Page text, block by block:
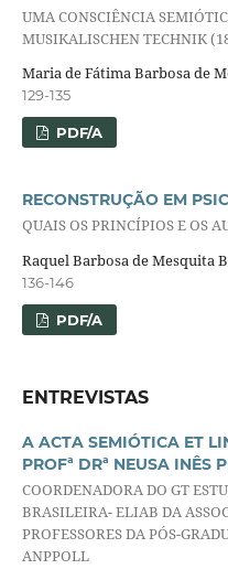
UMA CONSCIÊNCIA
MUSIKALISCHEN TECHNIK
Maria de Fátima Barbosa de
129-135
PDF/A
RECONSTRUÇÃO EM
QUAIS OS PRINCÍPIOS E OS
Raquel Barbosa de Mesquita
136-146
PDF/A
ENTREVISTAS
A ACTA SEMIÓTICA ET
PROFª DRª NEUSA INÊS
COORDENADORA DO GT
BRASILEIRA- ELIAB DA
PROFESSORES DA PÓS-
ANPPOLL